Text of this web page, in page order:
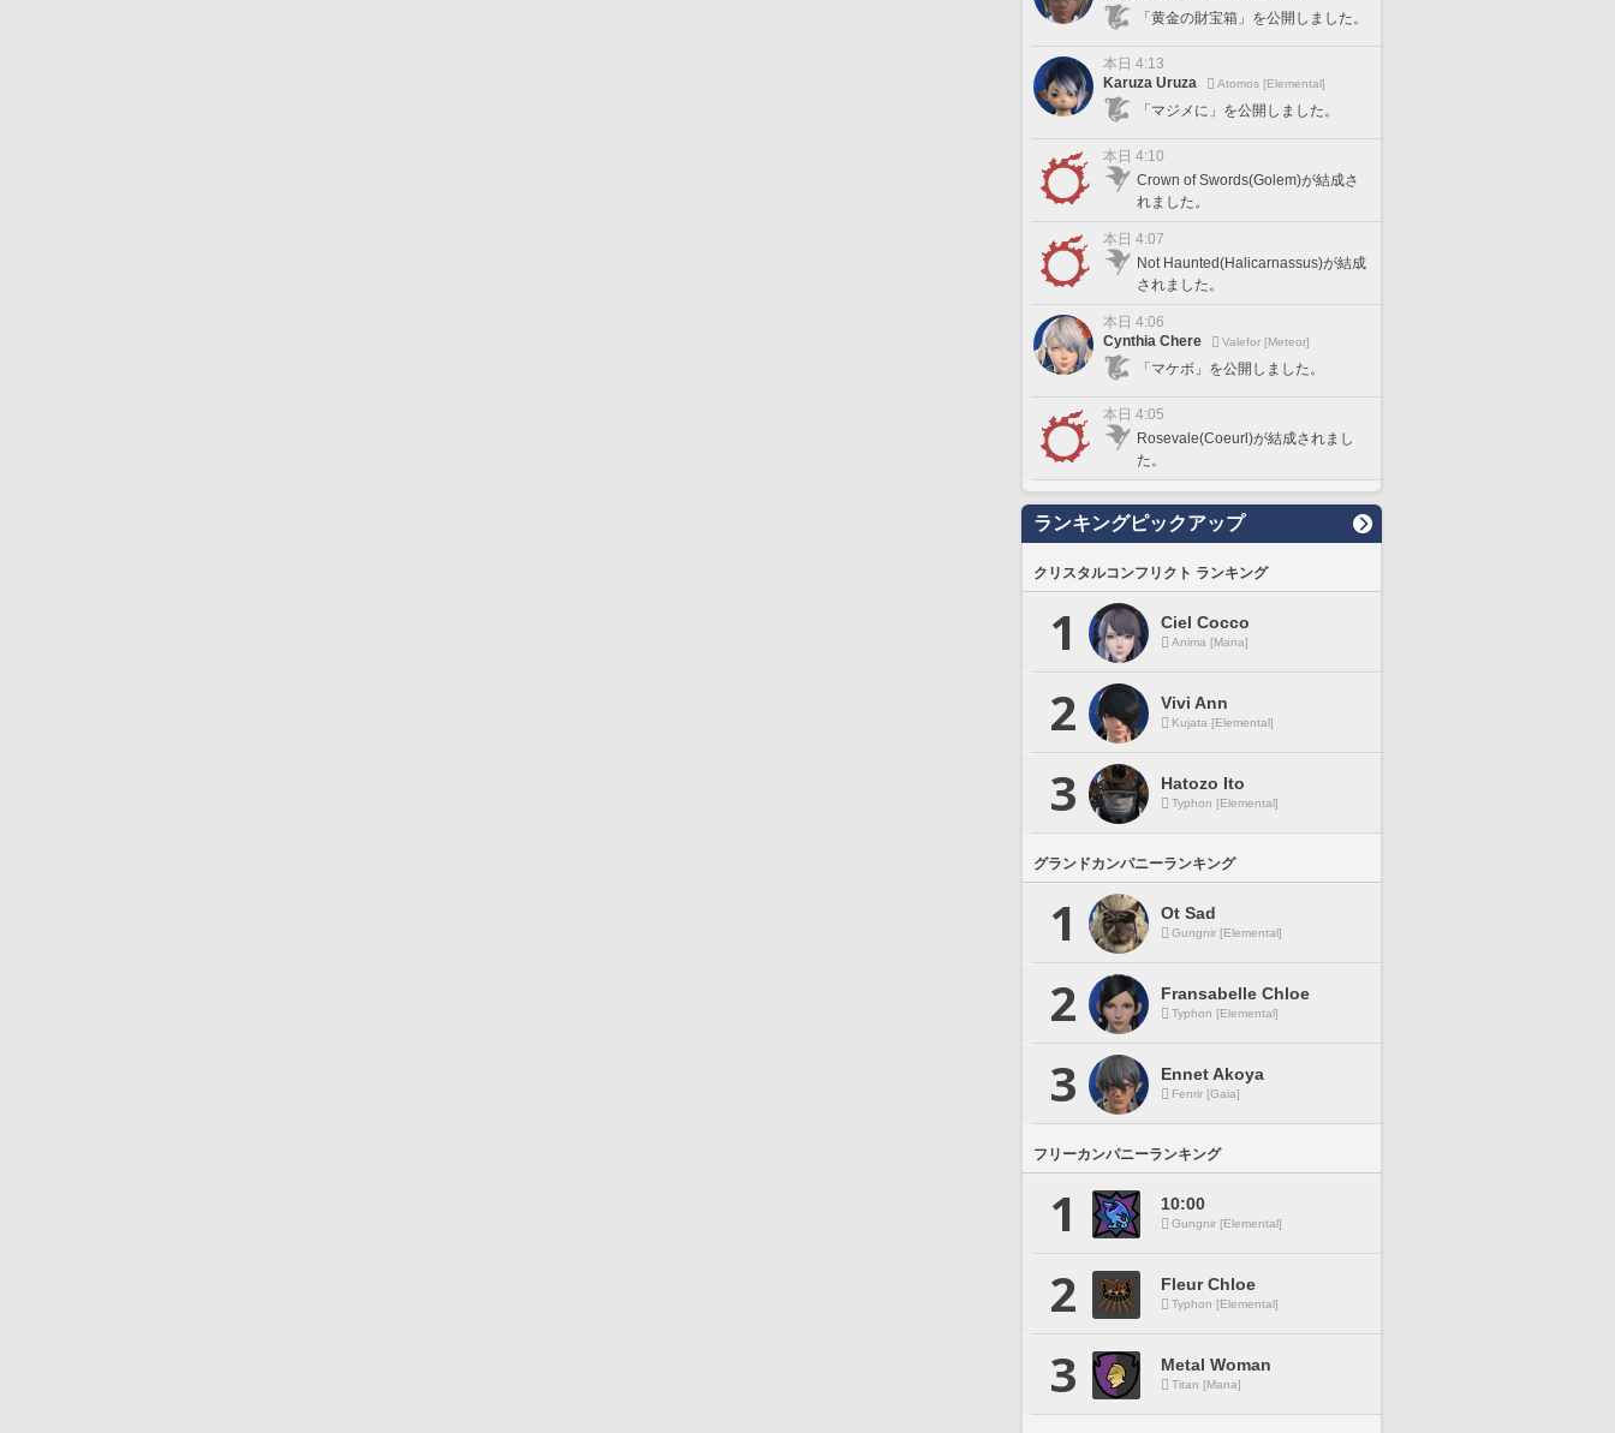
「黄金の財宝箱」を公開しました。
本日 4:13
Karuza Uruza
Atomos [Elemental]
「マジメに」を公開しました。
本日 4:10
Crown of Swords(Golem)が結成さ
れました。
本日 4:07
Not Haunted(Halicarnassus)が結成
されました。
本日 4:06
Cynthia Chere
Valefor [Meteor]
「マケボ」を公開しました。
本日 4:05
Rosevale(Coeurl)が結成されまし
た。
ランキングピックアップ
クリスタルコンフリクト ランキング
1 Ciel Cocco
Anima [Mana]
2 Vivi Ann
Kujata [Elemental]
3 Hatozo Ito
Typhon [Elemental]
グランドカンパニーランキング
1 Ot Sad
Gungnir [Elemental]
2 Fransabelle Chloe
Typhon [Elemental]
3 Ennet Akoya
Fenrir [Gaia]
フリーカンパニーランキング
1 10:00
Gungnir [Elemental]
2 Fleur Chloe
Typhon [Elemental]
3 Metal Woman
Titan [Mana]